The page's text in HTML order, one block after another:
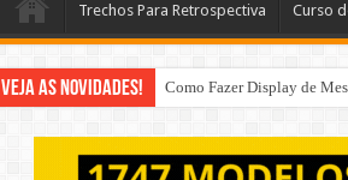
Trechos Para Retrospectiva Curso
Veja as Novidades! Como Fazer Display de